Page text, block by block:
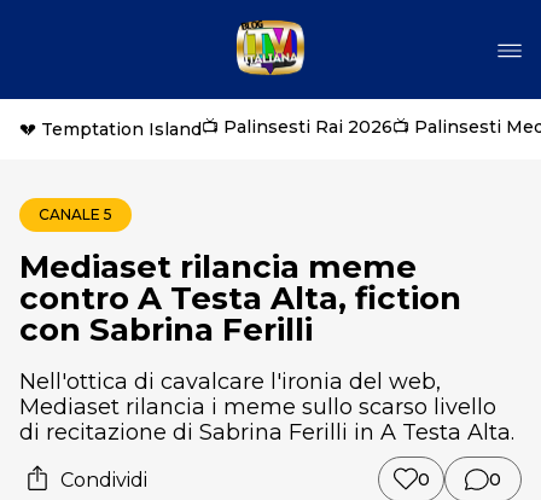
💔 Temptation Island📺 Palinsesti Rai 2026📺 Palinsesti
CANALE 5
Mediaset rilancia meme
contro A Testa Alta, fiction
con Sabrina Ferilli
Nell'ottica di cavalcare l'ironia del web,
Mediaset rilancia i meme sullo scarso livello
di recitazione di Sabrina Ferilli in A Testa Alta.
Condividi 0 0